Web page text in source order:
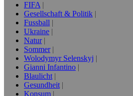
FIFA
Gesellschaft & Politik
Fussball
Ukraine
Natur
Sommer
Wolodymyr Selenskyj
Gianni Infantino
Blaulicht
Gesundheit
Konsum